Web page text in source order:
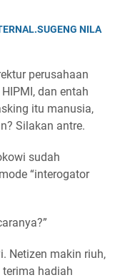
NILA
perusahaan
dan entah
itu manusia,
Silakan antre.
sudah
“interogator
Netizen makin riuh,
hadiah